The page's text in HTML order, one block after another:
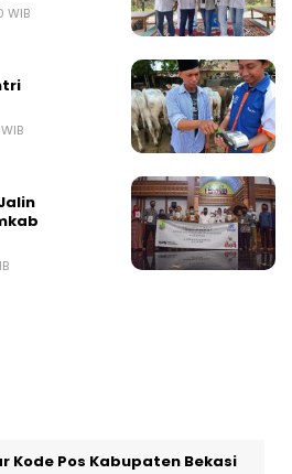
WIB
Kode Pos Kabupaten Bekasi